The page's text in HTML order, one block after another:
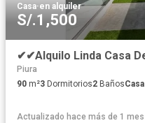
Casa·en alquiler
S/.1,500
Piura
90 m²3 Dormitorios2 BañosCasa
Actualizado hace más de 1 mes